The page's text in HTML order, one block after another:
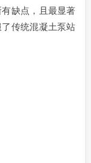
缺点，且最显著
传统混凝土泵站